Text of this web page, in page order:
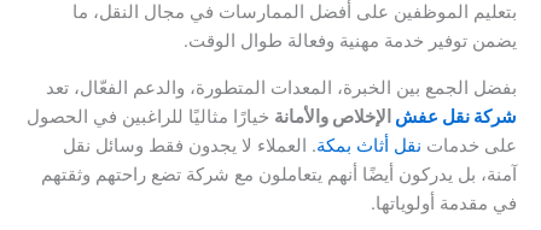
بتعليم الموظفين على أفضل الممارسات في مجال النقل، ما
يضمن توفير خدمة مهنية وفعالة طوال الوقت.
بفضل الجمع بين الخبرة، المعدات المتطورة، والدعم الفعّال، تعد
شركة نقل عفش الإخلاص والأمانة خيارًا مثاليًا للراغبين في الحصول
على خدمات نقل أثاث بمكة. العملاء لا يجدون فقط وسائل نقل
آمنة، بل يدركون أيضًا أنهم يتعاملون مع شركة تضع راحتهم وثقتهم
في مقدمة أولوياتها.